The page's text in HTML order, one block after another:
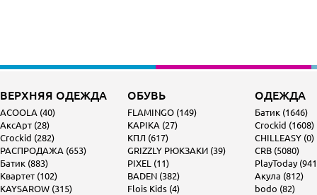
ВЕРХНЯЯ ОДЕЖДА
ACOOLA (40)
АксАрт (28)
Crockid (282)
РАСПРОДАЖА (653)
Батик (883)
Квартет (102)
KAYSAROW (315)
ОБУВЬ
FLAMINGO (149)
KAPIKA (27)
КПЛ (617)
GRIZZLY РЮКЗАКИ (39)
PIXEL (11)
BADEN (382)
Flois Kids (4)
ОДЕЖДА
Батик (1646)
Crockid (1608)
CHILLEASY (0)
CRB (5080)
PlayToday
Акула (812)
bodo (82)